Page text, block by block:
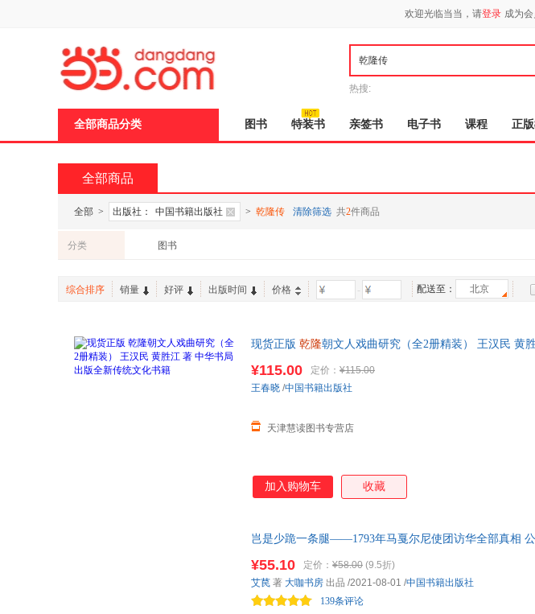
欢迎光临当当，请登录 成为会
热搜:
全部商品分类 图书 特装书 亲签书 电子书 课程 正
全部商品
全部 > 出版社： 中国书籍出版社 > 乾隆传 清除筛选 共2件商品
分类 图书
综合排序 销量 好评 出版时间 价格 - 配送至： 北京
现货正版 乾隆朝文人戏曲研究（全2册精装） 王汉民 黄
¥115.00 定价： ¥115.00
天津慧读图书专营店
王春晓 /中国书籍出版社
加入购物车 收藏
岂是少跪一条腿——1793年马戛尔尼使团访华全部真相
么？
¥55.10 定价： ¥58.00 (9.5折)
139条评论
艾苠 著 大咖书房 出品 /2021-08-01 /中国书籍出版社
页